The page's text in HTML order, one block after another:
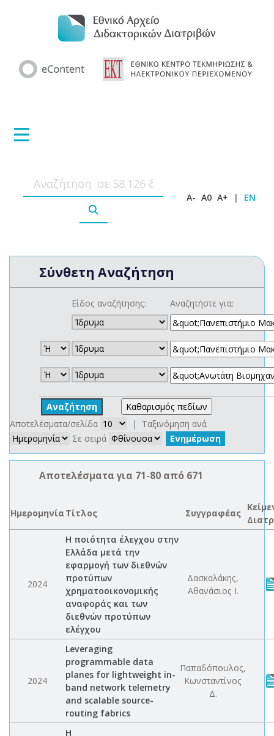
A- A0 A+ | EN
Σύνθετη Αναζήτηση
Είδος αναζήτησης: Αναζητήστε για:
Αποτελέσματα/σελίδα
| Ταξινόμηση ανά
Σε σειρά
Αποτελέσματα για 71-80 από 671
Ημερομηνία Τίτλος Συγγραφέας
2024
Η ποιότητα έλεγχου στην
Ελλάδα μετά την
εφαρμογή των διεθνών
προτύπων
χρηματοοικονομικής
αναφοράς και των
διεθνών προτύπων
ελέγχου
Δασκαλάκης,
Αθανάσιος Ι.
2024
Leveraging
programmable data
planes for lightweight in-
band network telemetry
and scalable source-
routing fabrics
Παπαδόπουλος,
Κωνσταντίνος
Δ.
Η